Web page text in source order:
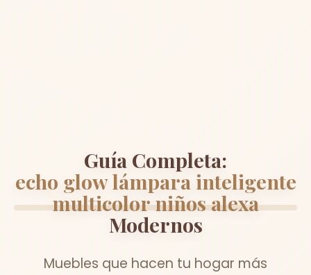
Guía Completa:
echo glow lámpara inteligente
multicolor niños alexa
Modernos
Muebles que hacen tu hogar más